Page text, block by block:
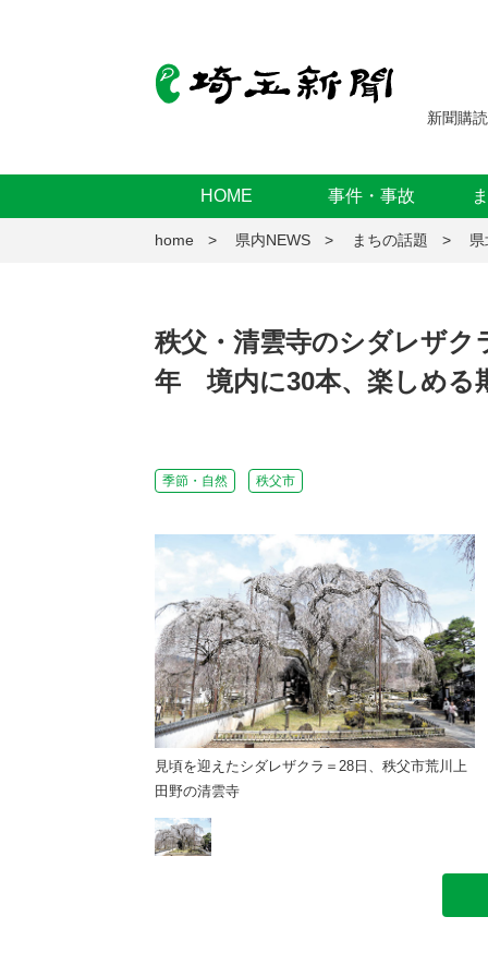
新聞購読
HOME 事件・事故
home 県内NEWS まちの話題
秩父・清雲寺のシダレザ
年 境内に30本、楽しめる
季節・自然 秩父市
見頃を迎えたシダレザクラ＝28日、秩父市荒川上
田野の清雲寺